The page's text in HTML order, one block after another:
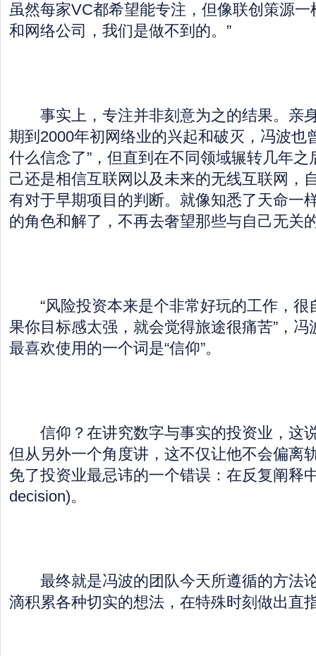
虽然每家VC都希望能专注，但像联创策源
和网络公司，我们是做不到的。”
事实上，专注并非刻意为之的结果。亲
期到2000年初网络业的兴起和破灭，冯波也
什么信念了”，但直到在不同领域辗转几年
己还是相信互联网以及未来的无线互联网，
有对于早期项目的判断。就像知悉了天命一
的角色和解了，不再去奢望那些与自己无关
“风险投资本来是个非常好玩的工作，很
果你目标感太强，就会觉得旅途很痛苦”，
最喜欢使用的一个词是“信仰”。
信仰？在讲究数字与事实的投资业，这
但从另外一个角度讲，这不仅让他不会偏离
免了投资业最忌讳的一个错误：在反复阐释
decision)。
最终就是冯波的团队今天所遵循的方法
滴积累各种切实的想法，在特殊时刻做出直